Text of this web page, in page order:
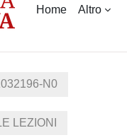
Home Altro
N0
LEZIONI